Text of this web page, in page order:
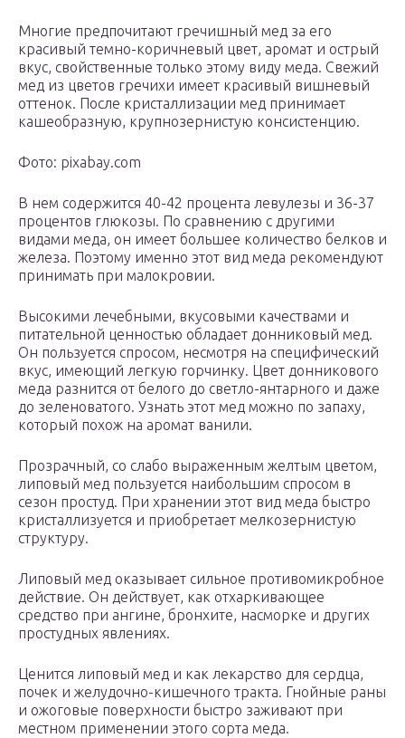
Многие предпочитают гречишный мед за его
красивый темно-коричневый цвет, аромат и острый
вкус, свойственные только этому виду меда. Свежий
мед из цветов гречихи имеет красивый вишневый
оттенок. После кристаллизации мед принимает
кашеобразную, крупнозернистую консистенцию.
Фото: pixabay.com
В нем содержится 40-42 процента левулезы и 36-37
процентов глюкозы. По сравнению с другими
видами меда, он имеет большее количество белков и
железа. Поэтому именно этот вид меда рекомендуют
принимать при малокровии.
Высокими лечебными, вкусовыми качествами и
питательной ценностью обладает донниковый мед.
Он пользуется спросом, несмотря на специфический
вкус, имеющий легкую горчинку. Цвет донникового
меда разнится от белого до светло-янтарного и даже
до зеленоватого. Узнать этот мед можно по запаху,
который похож на аромат ванили.
Прозрачный, со слабо выраженным желтым цветом,
липовый мед пользуется наибольшим спросом в
сезон простуд. При хранении этот вид меда быстро
кристаллизуется и приобретает мелкозернистую
структуру.
Липовый мед оказывает сильное противомикробное
действие. Он действует, как отхаркивающее
средство при ангине, бронхите, насморке и других
простудных явлениях.
Ценится липовый мед и как лекарство для сердца,
почек и желудочно-кишечного тракта. Гнойные раны
и ожоговые поверхности быстро заживают при
местном применении этого сорта меда.